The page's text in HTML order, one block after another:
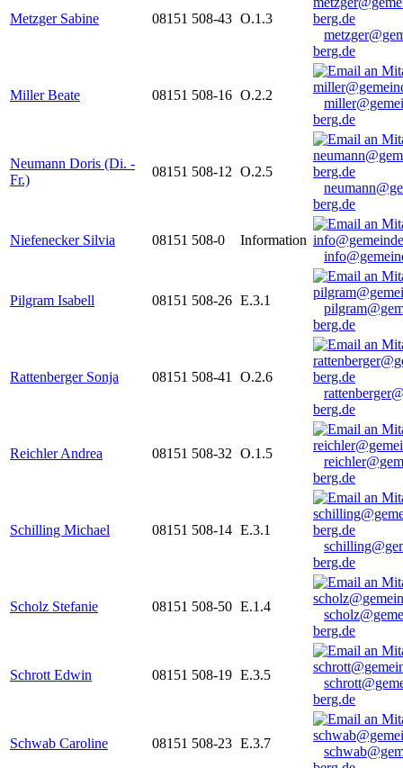
Metzger Sabine 08151 508-43 O.1.3
berg.de
Miller Beate 08151 508-16 O.2.2
berg.de
Neumann Doris (Di. -
Fr.)
08151 508-12 O.2.5
berg.de
Niefenecker Silvia 08151 508-0
Information
Pilgram Isabell 08151 508-26 E.3.1
berg.de
Rattenberger Sonja 08151 508-41
O.2.6
berg.de
Reichler Andrea 08151 508-32 O.1.5
berg.de
Schilling Michael 08151 508-14 E.3.1
berg.de
Scholz Stefanie 08151 508-50 E.1.4
berg.de
Schrott Edwin 08151 508-19 E.3.5
berg.de
Schwab Caroline 08151 508-23 E.3.7